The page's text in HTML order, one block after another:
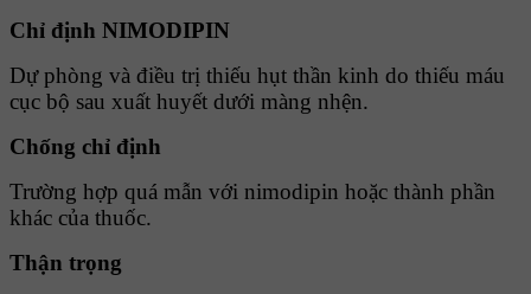
Chỉ định NIMODIPIN
Dự phòng và điều trị thiếu hụt thần kinh do thiếu máu
cục bộ sau xuất huyết dưới màng nhện.
Chống chỉ định
Trường hợp quá mẫn với nimodipin hoặc thành phần
khác của thuốc.
Thận trọng